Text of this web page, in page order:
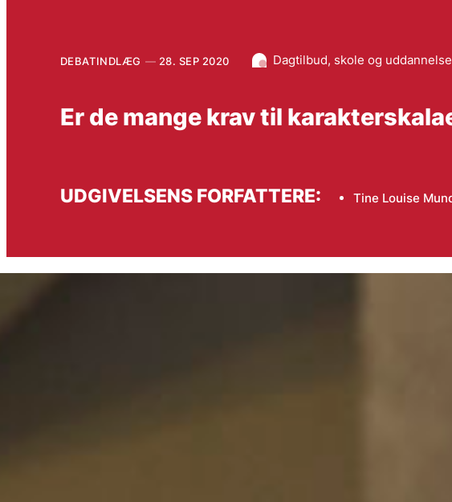
DEBATINDLÆG 28. SEP 2020 Dagtilbud, skole og uddannelse
Er de mange krav til
UDGIVELSENS FORFATTERE: Tine Louise